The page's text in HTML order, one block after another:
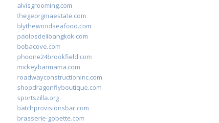
alvisgrooming.com
thegeorginaestate.com
blythewoodseafood.com
paolosdelibangkok.com
bobacove.com
phoone24brookfield.com
mickeybarmama.com
roadwayconstructioninc.com
shopdragonflyboutique.com
sportszilla.org
batchprovisionsbar.com
brasserie-gobette.com